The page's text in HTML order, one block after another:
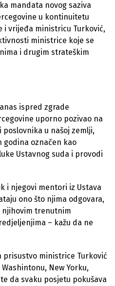
mandata novog saziva
u kontinuitetu
i vrijeđa ministricu Turković,
ministrice koje se
i drugim strateškim
ispred zgrade
uporno pozivao na
poslovnika u našoj zemlji,
godina označen kao
Ustavnog suda i provodi
i njegovi mentori iz Ustava
ono što njima odgovara,
njihovim trenutnim
– kažu da ne
prisustvo ministrice Turković
New Yorku,
da svaku posjetu pokušava